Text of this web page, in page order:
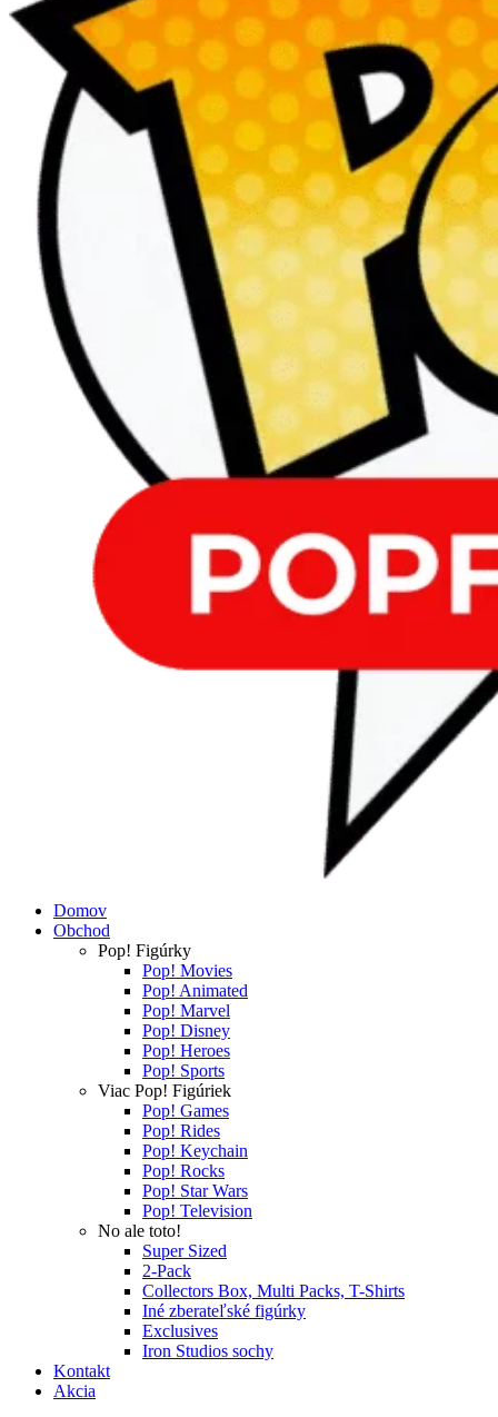
Domov
Obchod
Pop! Figúrky
Pop! Movies
Pop! Animated
Pop! Marvel
Pop! Disney
Pop! Heroes
Pop! Sports
Viac Pop! Figúriek
Pop! Games
Pop! Rides
Pop! Keychain
Pop! Rocks
Pop! Star Wars
Pop! Television
No ale toto!
Super Sized
2-Pack
Collectors Box, Multi Packs, T-Shirts
Iné zberateľské figúrky
Exclusives
Iron Studios sochy
Kontakt
Akcia